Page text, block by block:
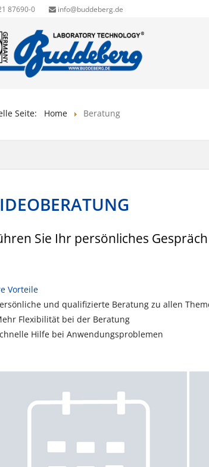
87690-0 info@buddeberg.de
Seite: Home Beratung
Sie Ihr persönliches
Vorteile
und qualifizierte Beratung zu allen
Flexibilität bei der Beratung
Hilfe bei Anwendungsproblemen